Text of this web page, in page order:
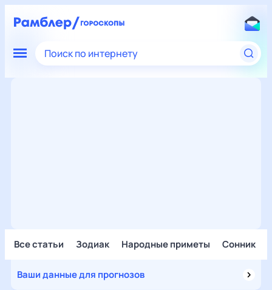
Поиск по интернету
Все статьи Зодиак Народные приметы Сонник
Ваши данные для прогнозов